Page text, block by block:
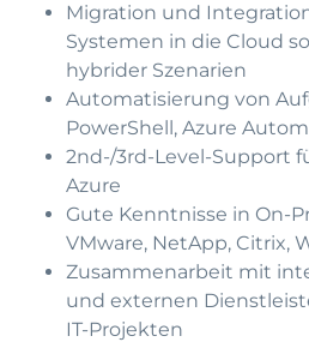
Migration und
Systemen in die Cloud
hybrider Szenarien
Automatisierung von
PowerShell, Azure
2nd-/3rd-Level-Support
Azure
Gute Kenntnisse in On-
VMware, NetApp, Citrix,
Zusammenarbeit mit
und externen
IT-Projekten